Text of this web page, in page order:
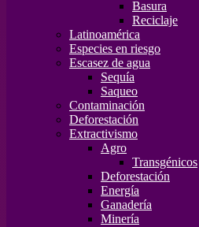
Basura
Reciclaje
Latinoamérica
Especies en riesgo
Escasez de agua
Sequía
Saqueo
Contaminación
Deforestación
Extractivismo
Agro
Transgénicos
Deforestación
Energía
Ganadería
Minería